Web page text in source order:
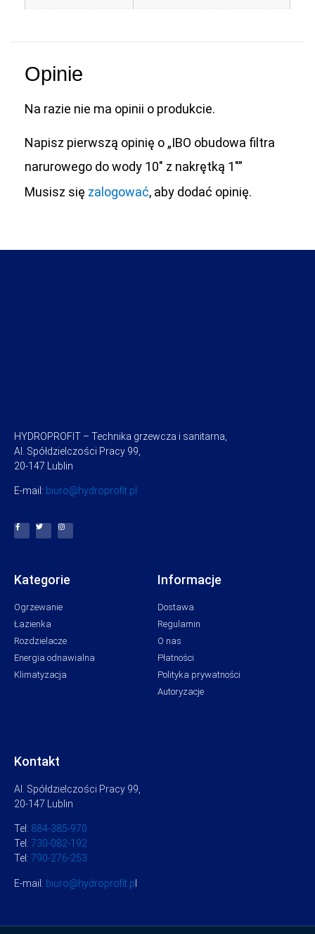
Opinie
Na razie nie ma opinii o produkcie.
Napisz pierwszą opinię o „IBO obudowa filtra
narurowego do wody 10″ z nakrętką 1″”
Musisz się zalogować, aby dodać opinię.
HYDROPROFIT – Technika grzewcza i sanitarna,
Al. Spółdzielczości Pracy 99,
20-147 Lublin
E-mail: biuro@hydroprofit.pl
Kategorie
Ogrzewanie
Łazienka
Rozdzielacze
Energia odnawialna
Klimatyzacja
Informacje
Dostawa
Regulamin
O nas
Płatności
Polityka prywatności
Autoryzacje
Kontakt
Al. Spółdzielczości Pracy 99,
20-147 Lublin
Tel: 884-385-970
Tel: 730-082-192
Tel: 790-276-253
E-mail: biuro@hydroprofit.pl